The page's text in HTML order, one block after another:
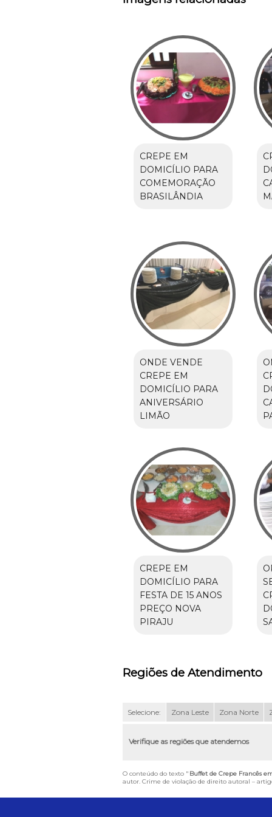
CREPE EM
DOMICÍLIO PARA
COMEMORAÇÃO
BRASILÂNDIA
ONDE VENDE
CREPE EM
DOMICÍLIO PARA
ANIVERSÁRIO
LIMÃO
CREPE EM
DOMICÍLIO PARA
FESTA DE 15 ANOS
PREÇO NOVA
PIRAJU
Regiões de Atendimento
Selecione: Zona Leste Zona Norte
Verifique as regiões que atendemos
O conteúdo do texto " Buffet de Crepe Francês
autor. Crime de violação de direito autoral –